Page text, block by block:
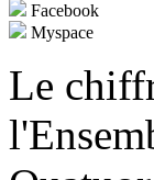
Facebook
Myspace
Le